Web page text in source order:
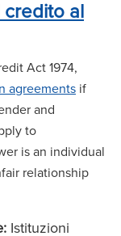
al
Act 1974,
agreements if
and
to
is an individual
relationship
Istituzioni